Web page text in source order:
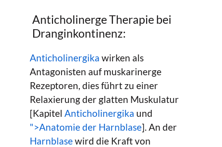
Anticholinerge Therapie bei
Dranginkontinenz:
Anticholinergika wirken als
Antagonisten auf muskarinerge
Rezeptoren, dies führt zu einer
Relaxierung der glatten Muskulatur
[Kapitel Anticholinergika und
">Anatomie der Harnblase]. An der
Harnblasewird die Kraft von